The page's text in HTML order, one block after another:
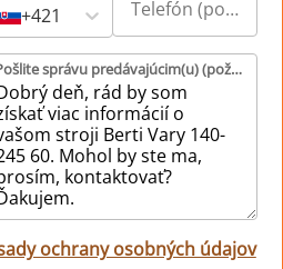
+421
Pošlite správu predávajúcim(u) (požadované)
ochrany osobných údajov